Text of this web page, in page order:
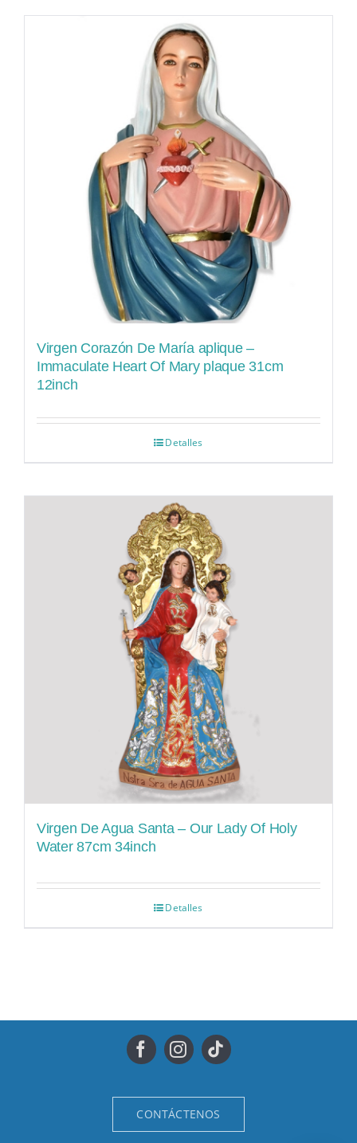
Virgen Corazón De María aplique –
Immaculate Heart Of Mary plaque 31cm
12inch
Detalles
Virgen De Agua Santa – Our Lady Of Holy
Water 87cm 34inch
Detalles
CONTÁCTENOS